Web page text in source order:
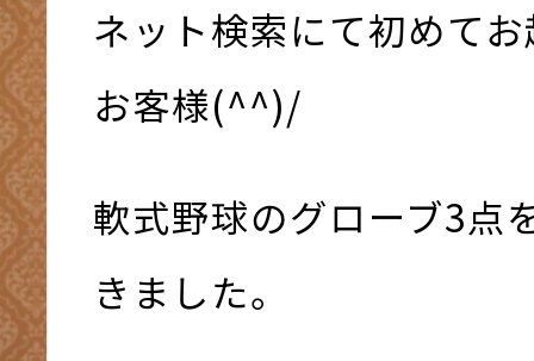
ネット検索にて初めて
お客様(^^)/
軟式野球のグローブ3点
きました。